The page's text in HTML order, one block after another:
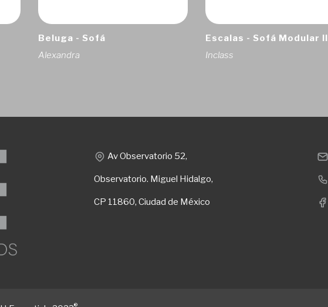
Beluga - Sofá
Alexandra
Escalas - Sofá Modular
Inclass
Av Observatorio 52,
Observatorio. Miguel Hidalgo,
CP 11860, Ciudad de México